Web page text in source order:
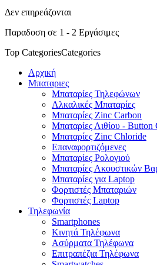
Δεν επηρεάζονται
Παραδοση σε 1 - 2 Εργάσιμες
Top CategoriesCategories
Αρχική
Μπαταριες
Μπαταρίες Τηλεφώνων
Αλκαλικές Μπαταρίες
Μπαταρίες Zinc Carbon
Μπαταρίες Λιθίου - Button
Μπαταρίες Zinc Chloride
Επαναφορτιζόμενες
Μπαταρίες Ρολογιού
Μπαταρίες Ακουστικών
Μπαταρίες για Laptop
Φορτιστές Μπαταριών
Φορτιστές Laptop
Τηλεφωνία
Smartphones
Κινητά Τηλέφωνα
Ασύρματα Τηλέφωνα
Επιτραπέζια Τηλέφωνα